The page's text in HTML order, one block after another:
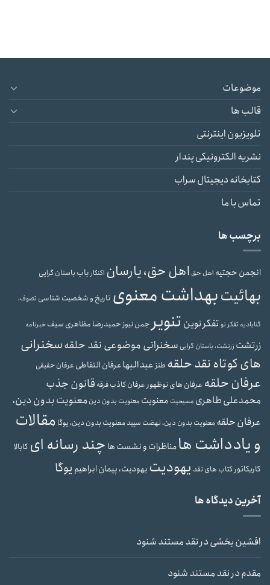
موضوعات
قالب ها
تلویزیون اینترنتی
نشریه الکترونیکی پندار
کتابخانه دیجیتال سراب
تماس با ما
برچسب ها
انجمن حجتیه اهل حق اهل حق، یارسان اکنکارباب باستان گرایی
بهائیتبهداشت معنوی تاریخ و شخصیت شناسی تصوف،
گنابادیه تفکر نوتفکر نوین تنویرجمن نیوزحمیدرضا مظاهری سیفخبرنامه
زرتشت زرتشت، باستان گرایی سخنرانی موضوعی نقد حلقهسخنرانی
های کوتاه نقد حلقه طنزعبدالبهاعرفان التقاطی عرفان حقیقی
عرفان حلقه عرفان های نوظهورعرفان کاذبفرقه قانون جذب
محمدعلی طاهری مسیحیت معنویت معنویت بدون دین معنویت بدون دین،
عرفان حلقه معنویت بدون دین، نهضت سپیدمعنویت بدون دین، یوگا مقالات
و یادداشت هامناظرات و نشست ها چند رسانه ای کابالا
کاریکاتورکتاب های نقد یهودیت یهودیت، پیمان ابراهیم یوگا
آخرین دیدگاه ها
افشین بخشیدرنقد مستند شنود
مقدمدرنقد مستند شنود